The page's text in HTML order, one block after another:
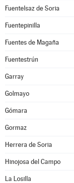
Fuentelsaz de Soria
Fuentepinilla
Fuentes de Magaña
Fuentestrún
Garray
Golmayo
Gómara
Gormaz
Herrera de Soria
Hinojosa del Campo
La Losilla